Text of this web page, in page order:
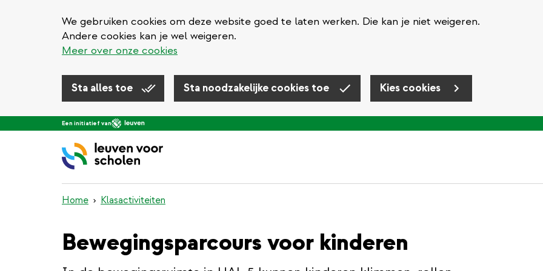
We gebruiken cookies om deze website goed te laten werken. Die kan je niet weigeren.
Andere cookies kan je wel weigeren.
Meer over onze cookies
Sta alles toe Sta noodzakelijke cookies toe Kies cookies
OverslaanEen initiatief van
Home Klasactiviteiten
Bewegingsparcours voor kinderen